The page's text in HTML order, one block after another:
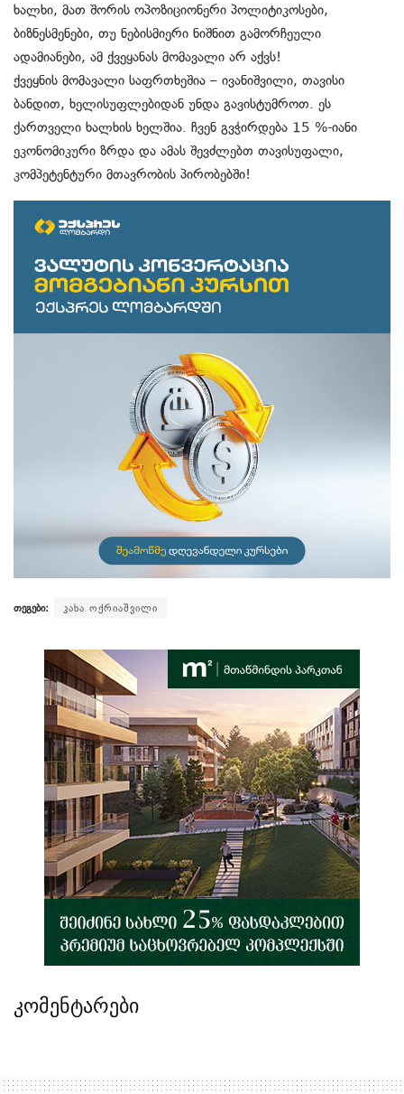
ხალხი, მათ შორის ოპოზიციონერი პოლიტიკოსები,
ბიზნესმენები, თუ ნებისმიერი ნიშნით გამორჩეული
ადამიანები, ამ ქვეყანას მომავალი არ აქვს!
ქვეყნის მომავალი საფრთხეშია – ივანიშვილი, თავისი
ბანდით, ხელისუფლებიდან უნდა გავისტუმროთ. ეს
ქართველი ხალხის ხელშია. ჩვენ გვჭირდება 15 %-იანი
ეკონომიკური ზრდა და ამას შევძლებთ თავისუფალი,
კომპეტენტური მთავრობის პირობებში!
თეგები: კახა ოქრიაშვილი
კომენტარები